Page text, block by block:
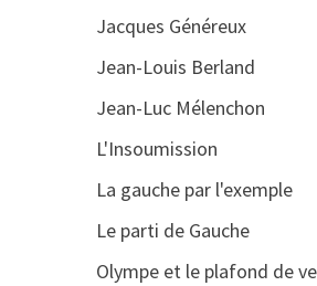
Jacques Généreux
Jean-Louis Berland
Jean-Luc Mélenchon
L'Insoumission
La gauche par l'exemple
Le parti de Gauche
Olympe et le plafond de